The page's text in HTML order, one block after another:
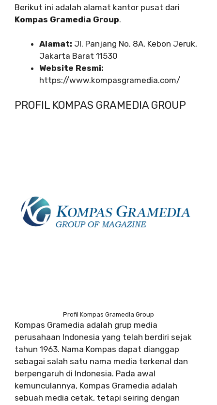
Berikut ini adalah alamat kantor pusat dari
Kompas Gramedia Group.
Alamat: Jl. Panjang No. 8A, Kebon Jeruk,
Jakarta Barat 11530
Website Resmi:
https://www.kompasgramedia.com/
PROFIL KOMPAS GRAMEDIA GROUP
Profil Kompas Gramedia Group
Kompas Gramedia adalah grup media
perusahaan Indonesia yang telah berdiri sejak
tahun 1963. Nama Kompas dapat dianggap
sebagai salah satu nama media terkenal dan
berpengaruh di Indonesia. Pada awal
kemunculannya, Kompas Gramedia adalah
sebuah media cetak, tetapi seiring dengan